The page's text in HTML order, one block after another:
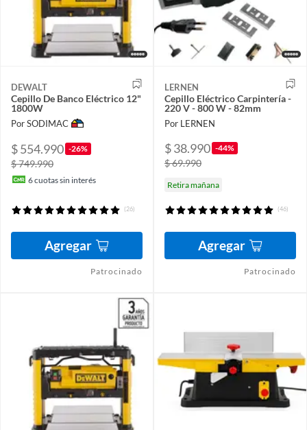
DEWALT
Cepillo De Banco Eléctrico 12"
1800W
Por SODIMAC
$ 554.990 -26%
$ 749.990
6cuotas sin interés
(26)
Agregar
Patrocinado
LERNEN
Cepillo Eléctrico Carpintería -
220 V - 800 W - 82mm
Por LERNEN
$ 38.990 -44%
$ 69.990
Retira mañana
(46)
Agregar
Patrocinado